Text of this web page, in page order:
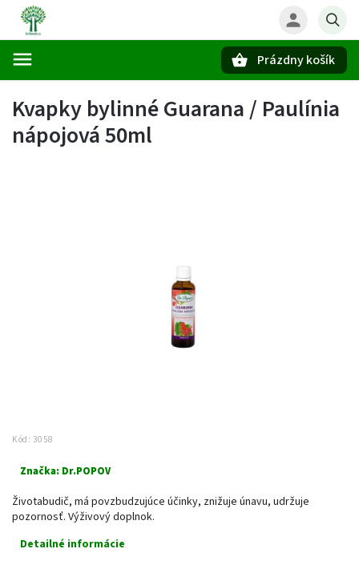
Prázdny košík
Kvapky bylinné Guarana / Paulínia
nápojová 50ml
Kód: 3058
Značka: Dr.POPOV
Životabudič, má povzbudzujúce účinky, znižuje únavu, udržuje
pozornosť. Výživový doplnok.
Detailné informácie